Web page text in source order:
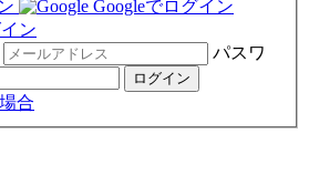
Googleでログイン
ン
パスワ
合